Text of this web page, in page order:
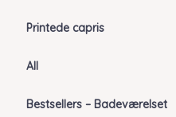
Printede capris
All
Bestsellers – Badeværelset